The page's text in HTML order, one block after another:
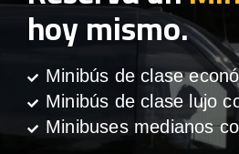
hoy mismo.
Minibús de clase
Minibús de clase lujo
Minibuses medianos